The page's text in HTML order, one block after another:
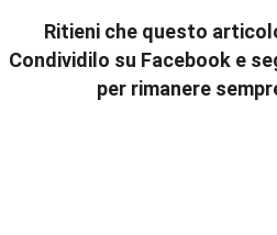
Ritieni che questo
Condividilo su Facebook e
per rimanere